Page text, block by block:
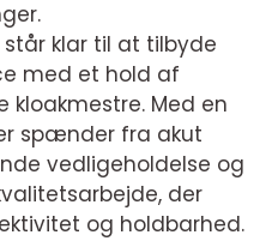
klar til at tilbyde
med et hold af
Med en
spænder fra akut
vedligeholdelse og
der
og holdbarhed.